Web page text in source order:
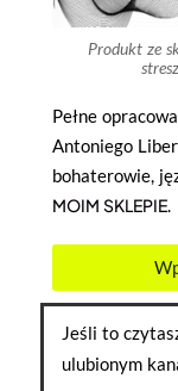
Produkt ze
Pełne
Antoniego
bohaterowie,
MOIM SKLEPIE.
Jeśli to
ulubionym